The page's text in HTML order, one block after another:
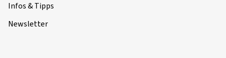
Infos & Tipps
Newsletter